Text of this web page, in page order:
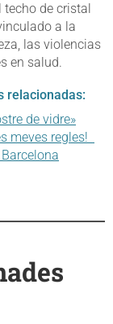
de cristal
a la
las violencias
en salud.
relacionadas:
de vidre»
meves regles!